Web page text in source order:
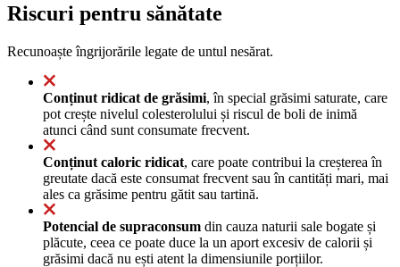
Riscuri pentru sănătate
Recunoaște îngrijorările legate de untul nesărat.
Conținut ridicat de grăsimi, în special grăsimi saturate, care
pot crește nivelul colesterolului și riscul de boli de inimă
atunci când sunt consumate frecvent.
Conținut caloric ridicat, care poate contribui la creșterea în
greutate dacă este consumat frecvent sau în cantități mari, mai
ales ca grăsime pentru gătit sau tartină.
Potencial de supraconsum din cauza naturii sale bogate și
plăcute, ceea ce poate duce la un aport excesiv de calorii și
grăsimi dacă nu ești atent la dimensiunile porțiilor.